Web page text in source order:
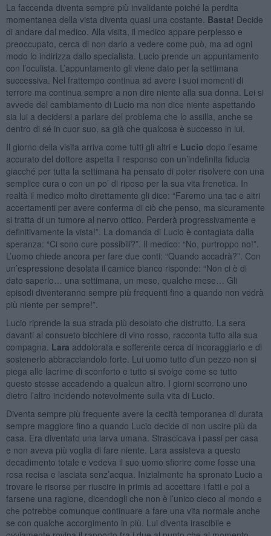
La faccenda diventa sempre più invalidante poiché la perdita
momentanea della vista diventa quasi una costante. Basta! Decide
di andare dal medico. Alla visita, il medico appare perplesso e
preoccupato, cerca di non darlo a vedere come può, ma ad ogni
modo lo indirizza dallo specialista. Lucio prende un appuntamento
con l’oculista. L’appuntamento gli viene dato per la settimana
successiva. Nel frattempo continua ad avere i suoi momenti di
terrore ma continua sempre a non dire niente alla sua donna. Lei si
avvede del cambiamento di Lucio ma non dice niente aspettando
sia lui a decidersi a parlare del problema che lo assilla, anche se
dentro di sé in cuor suo, sa già che qualcosa è successo in lui.
Il giorno della visita arriva come tutti gli altri e Lucio dopo l’esame
accurato del dottore aspetta il responso con un’indefinita fiducia
giacché per tutta la settimana ha pensato di poter risolvere con una
semplice cura o con un po’ di riposo per la sua vita frenetica. In
realtà il medico molto direttamente gli dice: “Faremo una tac e altri
accertamenti per avere conferma di ciò che penso, ma sicuramente
si tratta di un tumore al nervo ottico. Perderà progressivamente e
definitivamente la vista!”. La domanda di Lucio è contagiata dalla
speranza: “Ci sono cure possibili?”. Il medico: “No, purtroppo no!”.
L’uomo chiede ancora per fare due conti: “Quando accadrà?”. Con
un’espressione desolata il camice bianco risponde: “Non ci è di
dato saperlo… una settimana, un mese, qualche mese… Gli
episodi diventeranno sempre più frequenti fino a quando non vedrà
più niente per sempre!”.
Lucio riprende la sua strada più desolato che distrutto. La sera
davanti al consueto bicchiere di vino rosso, racconta tutto alla sua
compagna. Lara addolorata e sofferente cerca di incoraggiarlo e di
sostenerlo abbracciandolo forte. Lui uomo tutto d’un pezzo non si
piega alle lacrime di sconforto e tutto si svolge come se tutto
questo stesse accadendo a qualcun altro. I giorni scorrono uno
dietro l’altro incidendo notevolmente sulla vita di Lucio.
Diventa sempre più frequente avere la cecità temporanea di durata
sempre maggiore fino a quando Lucio decide di non uscire più da
casa. Era diventato una larva umana. Strascicava i passi per casa
e non aveva più voglia di fare niente. Lara assisteva a questo
decadimento totale e vedeva il suo uomo sfiorire come fosse una
rosa recisa e lasciata senz’acqua. Inizialmente ha spronato Lucio a
trovare le risorse per riuscire in primis ad accettare i fatti e poi a
farsene una ragione, dicendogli che non è l’unico cieco al mondo e
che potrebbe comunque continuare a fare una vita normale anche
se con qualche accorgimento in più. Lui diventa irascibile e